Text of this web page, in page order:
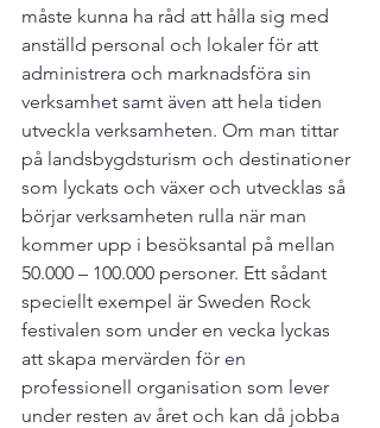
måste kunna ha råd att hålla sig med
anställd personal och lokaler för att
administrera och marknadsföra sin
verksamhet samt även att hela tiden
utveckla verksamheten. Om man tittar
på landsbygdsturism och destinationer
som lyckats och växer och utvecklas så
börjar verksamheten rulla när man
kommer upp i besöksantal på mellan
50.000 – 100.000 personer. Ett sådant
speciellt exempel är Sweden Rock
festivalen som under en vecka lyckas
att skapa mervärden för en
professionell organisation som lever
under resten av året och kan då jobba